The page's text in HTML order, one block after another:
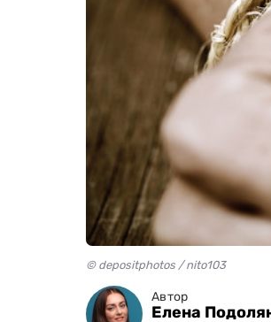
© depositphotos / nito103
Автор
Елена